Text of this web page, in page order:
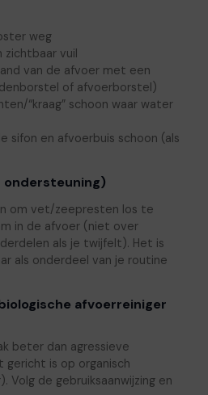
weg
zichtbaar vuil
van de afvoer met een
of afvoerborstel)
“kraag” schoon waar water
sifon en afvoerbuis schoon (als
ondersteuning)
om vet/zeepresten los te
in de afvoer (niet over
als je twijfelt). Het is
als onderdeel van je routine
afvoerreiniger
beter dan agressieve
is op organisch
Volg de gebruiksaanwijzing en